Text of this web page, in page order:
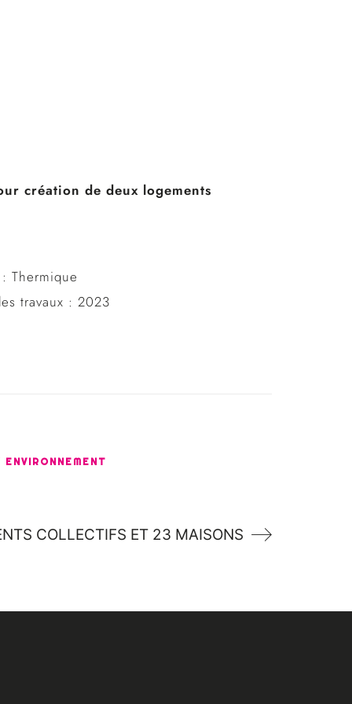
création de deux logements
Thermique
travaux : 2023
COLLECTIFS ET 23 MAISONS